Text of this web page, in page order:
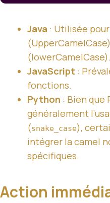
Java : Utilisée
(lowerCamelCase).
JavaScript :
fonctions.
Python : Bien que
généralement
(snake_case),
intégrer la camel
spécifiques.
Action